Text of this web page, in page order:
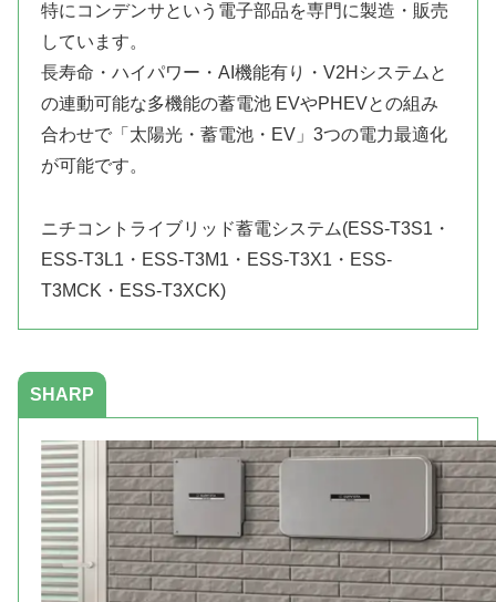
特にコンデンサという電子部品を専門に製造・販売
しています。
長寿命・ハイパワー・AI機能有り・V2Hシステムと
の連動可能な多機能の蓄電池 EVやPHEVとの組み
合わせで「太陽光・蓄電池・EV」3つの電力最適化
が可能です。
ニチコントライブリッド蓄電システム(ESS-T3S1・
ESS-T3L1・ESS-T3M1・ESS-T3X1・ESS-
T3MCK・ESS-T3XCK)
SHARP